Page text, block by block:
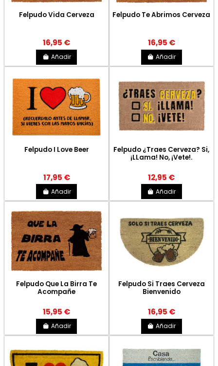
Felpudo Vida Cerveza
16,95 €
Añadir
Felpudo Te Abrimos Cerveza
16,95 €
Añadir
Felpudo I Love Beer
17,95 €
Añadir
Felpudo ¿Traes Cerveza? Si,
¡LLama! No, ¡Vete!.
12,95 €
Añadir
Felpudo Que La Birra Te
Acompañe
15,95 €
Añadir
Felpudo Si Traes Cerveza
Bienvenido
16,95 €
Añadir